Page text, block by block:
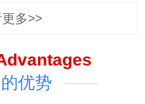
多>>
优势